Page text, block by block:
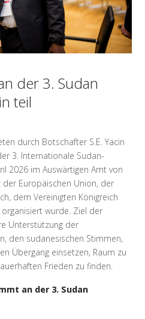
der 3. Sudan
teil
durch Botschafter S.E. Yacin
3. Internationale Sudan-
2026 im Auswärtigen Amt von
Europäischen Union, der
dem Vereinigten Königreich
wurde. Ziel der
Unterstützung der
den sudanesischen Stimmen,
Übergang einsetzen, Raum zu
Frieden zu finden.
an der 3. Sudan